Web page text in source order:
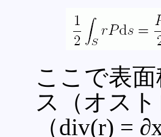
ここで表
ス（オス
（div(r) =